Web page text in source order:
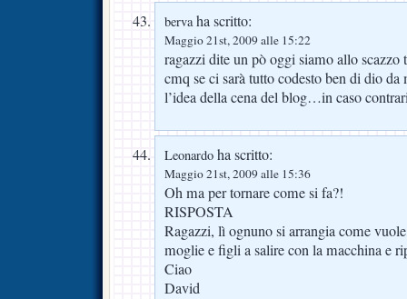
bervaha scritto:
Maggio 21st, 2009 alle 15:22
ragazzi dite un pò oggi siamo allo scazzo
cmq se ci sarà tutto codesto ben di dio
l’idea della cena del blog…in caso
Leonardo ha scritto:
Maggio 21st, 2009 alle 15:36
Oh ma per tornare come si fa?!
RISPOSTA
Ragazzi, lì ognuno si arrangia come
moglie e figli a salire con la macchina e
Ciao
David